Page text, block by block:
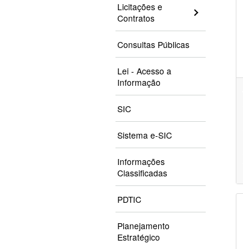
Licitações e
Contratos
Consultas Públicas
Lei - Acesso a
Informação
SIC
Sistema e-SIC
Informações
Classificadas
PDTIC
Planejamento
Estratégico